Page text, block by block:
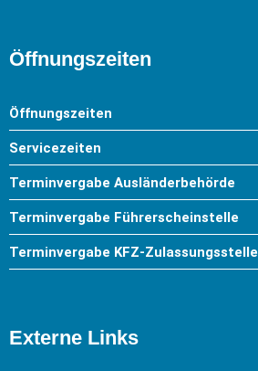
Öffnungszeiten
Öffnungszeiten
Servicezeiten
Terminvergabe Ausländerbehörde
Terminvergabe Führerscheinstelle
Terminvergabe KFZ-Zulassungsstelle
Externe Links